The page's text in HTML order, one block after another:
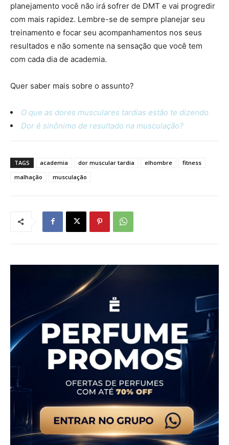
planejamento você não irá sofrer de DMT e vai progredir
com mais rapidez. Lembre-se de sempre planejar seu
treinamento e focar seu acompanhamentos nos seus
resultados e não somente na sensação que você tem
com cada dia de academia.
Quer saber mais sobre o assunto?
O que as dores musculares tardias estão te dizendo
Dor é sinônimo de resultado na musculação?
TAGS academia dor muscular tardia elhombre
fitness
malhação
musculação